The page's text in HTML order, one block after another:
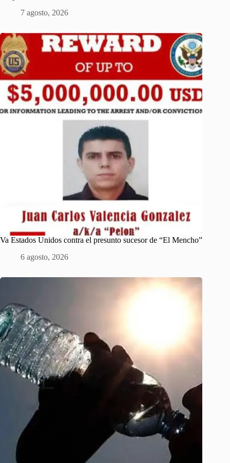
7 agosto, 2026
Va Estados Unidos contra el presunto sucesor de “El Mencho”
6 agosto, 2026